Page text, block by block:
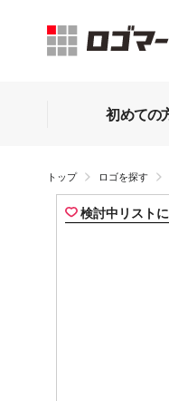
初めての
トップ ロゴを探す
検討中リスト